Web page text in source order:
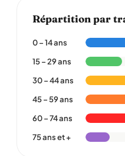
Répartition par
0 – 14 ans
15 – 29 ans
30 – 44 ans
45 – 59 ans
60 – 74 ans
75 ans et +